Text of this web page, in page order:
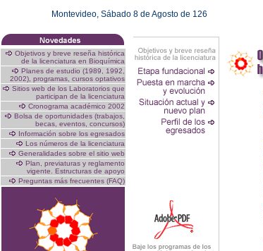
Montevideo, Sábado 8 de Agosto de 126
Objetivos y breve reseña histórica
de la licenciatura en Bioquímica
Planes de estudio (1989, 1992,
2002), programas, cursos optativos
Sitios web de los Laboratorios que
participan de la licenciatura
Cronograma académico 2002
Bolsa de oportunidades (trabajos,
becas, eventos, concursos)
Información sobre los egresados
Los números de la licenciatura
Generalidades sobre el sitio web
Plan, previaturas y reglamento
vigente. Estructuras de apoyo
Preguntas más frecuentes (FAQ)